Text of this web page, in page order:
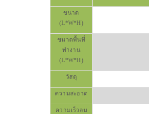
ขนาด
(L*W*H)
ขนาดพื้นที่
ทำงาน
(L*W*H)
วัสดุ
ความสะอาด
ความเร็วลม